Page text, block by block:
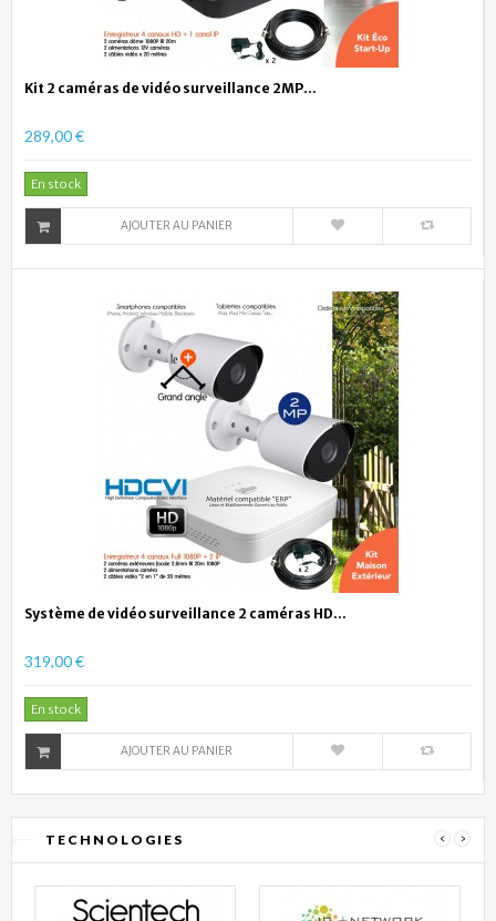
Kit 2 caméras de vidéo surveillance 2MP...
289,00 €
En stock
AJOUTER AU PANIER
Système de vidéo surveillance 2 caméras HD...
319,00 €
En stock
AJOUTER AU PANIER
TECHNOLOGIES ‹ ›